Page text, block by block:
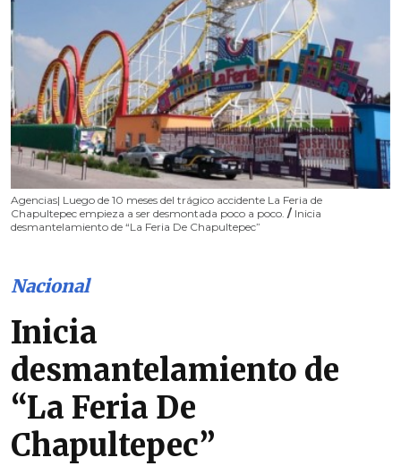
Agencias| Luego de 10 meses del trágico accidente La Feria de
Chapultepec empieza a ser desmontada poco a poco. / Inicia
desmantelamiento de “La Feria De Chapultepec”
Nacional
Inicia
desmantelamiento de
“La Feria De
Chapultepec”